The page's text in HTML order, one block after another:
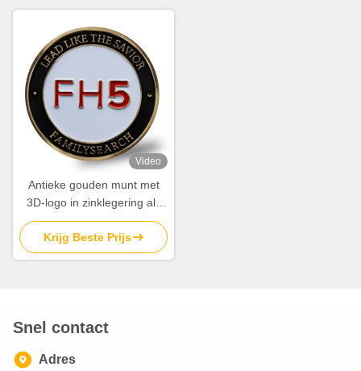
Video
Antieke gouden munt met
3D-logo in zinklegering als
souvenir
Krijg Beste Prijs
Snel contact
Adres